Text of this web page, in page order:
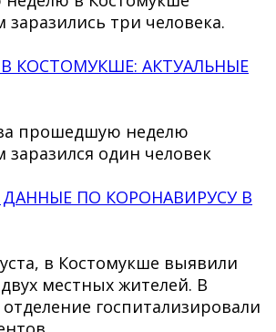
заразились три человека.
КОСТОМУКШЕ: АКТУАЛЬНЫЕ
прошедшую неделю
заразился один человек
ПО КОРОНАВИРУСУ В
в Костомукше выявили
местных жителей. В
госпитализировали